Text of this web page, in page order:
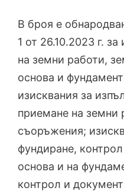
В броя е
1 от 26.10.2023 г.
на земни работи,
основа и
изисквания за
приемане на земни
съоръжения;
фундиране,
основа и на
контрол и